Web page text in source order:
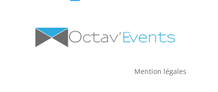
Mention légales